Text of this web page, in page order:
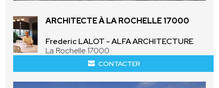
ARCHITECTE À LA ROCHELLE 17000
Frederic LALOT - ALFA ARCHITECTURE
La Rochelle 17000
CONTACTER